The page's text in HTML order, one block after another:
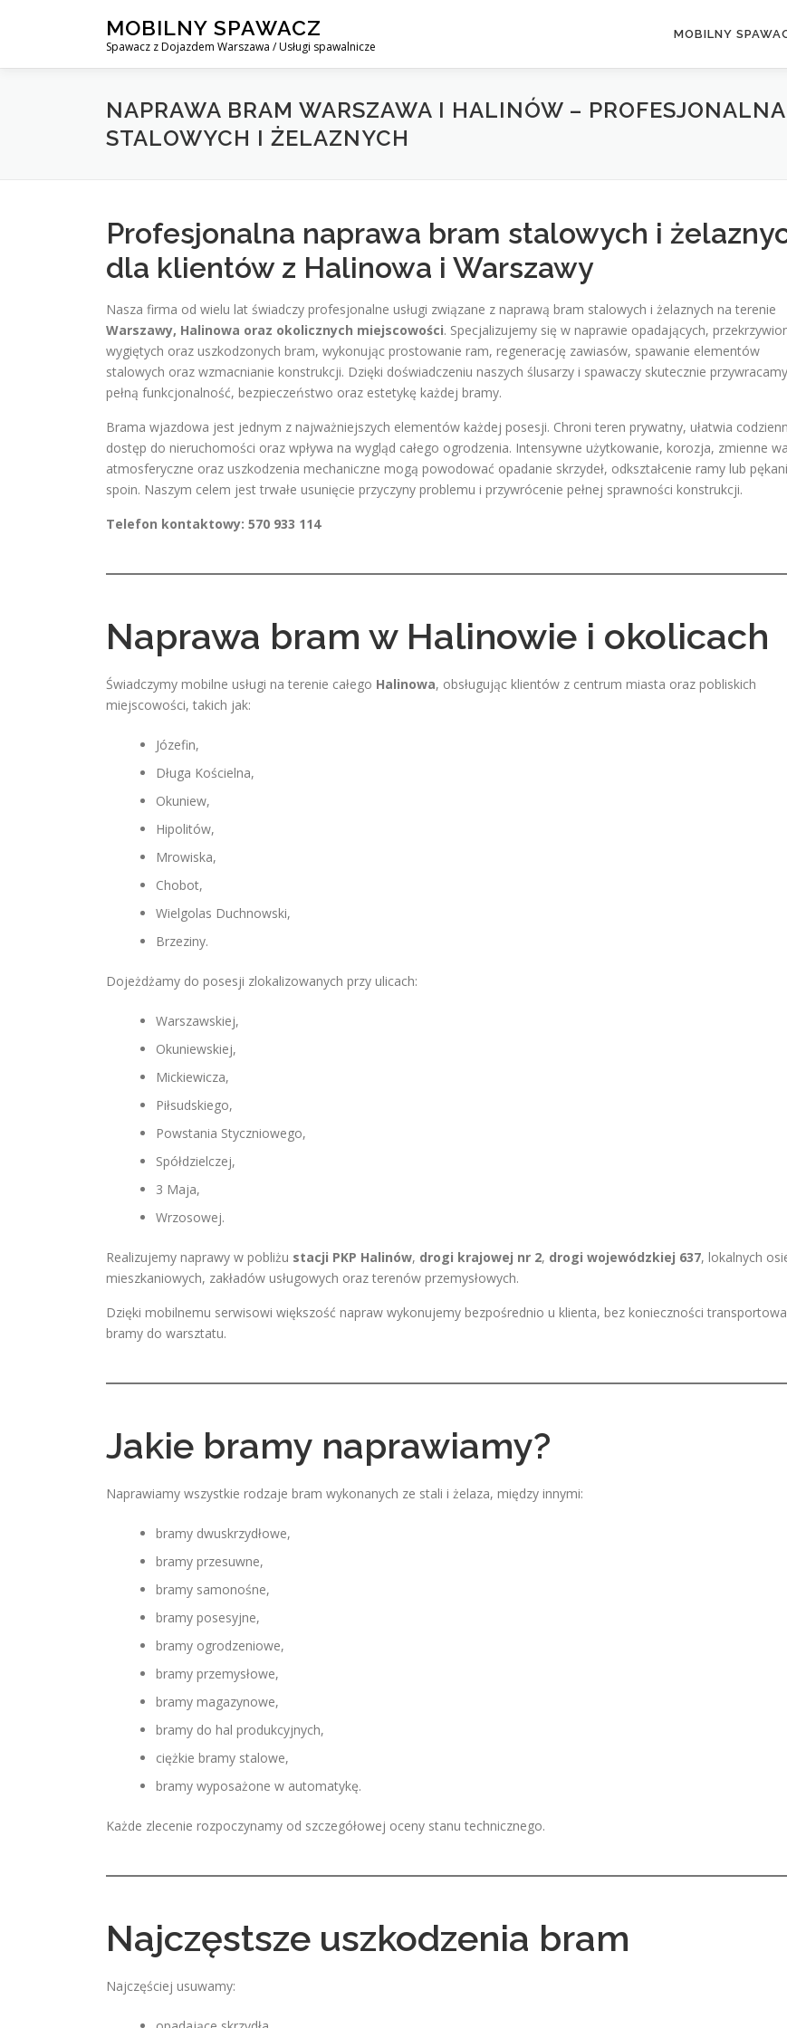
MOBILNY SPAWACZ
Spawacz z Dojazdem Warszawa / Usługi spawalnicze
MOBILNY
NAPRAWA BRAM WARSZAWA I HALINÓW –
STALOWYCH I ŻELAZNYCH
Profesjonalna naprawa bram stalowych i
dla klientów z Halinowa i Warszawy
Nasza firma od wielu lat świadczy profesjonalne usługi związane z naprawą bram stalowych i żelaznych na terenie
Warszawy, Halinowa oraz okolicznych miejscowości. Specjalizujemy się w naprawie opadających,
wygiętych oraz uszkodzonych bram, wykonując prostowanie ram, regenerację zawiasów, spawanie elementów
stalowych oraz wzmacnianie konstrukcji. Dzięki doświadczeniu naszych ślusarzy i spawaczy skutecznie przywracamy
pełną funkcjonalność, bezpieczeństwo oraz estetykę każdej bramy.
Brama wjazdowa jest jednym z najważniejszych elementów każdej posesji. Chroni teren prywatny, ułatwia
dostęp do nieruchomości oraz wpływa na wygląd całego ogrodzenia. Intensywne użytkowanie, korozja, zmienne
atmosferyczne oraz uszkodzenia mechaniczne mogą powodować opadanie skrzydeł, odkształcenie ramy lub
spoin. Naszym celem jest trwałe usunięcie przyczyny problemu i przywrócenie pełnej sprawności konstrukcji.
Telefon kontaktowy: 570 933 114
Naprawa bram w Halinowie i okolicach
Świadczymy mobilne usługi na terenie całego Halinowa, obsługując klientów z centrum miasta oraz pobliskich
miejscowości, takich jak:
Józefin,
Długa Kościelna,
Okuniew,
Hipolitów,
Mrowiska,
Chobot,
Wielgolas Duchnowski,
Brzeziny.
Dojeżdżamy do posesji zlokalizowanych przy ulicach:
Warszawskiej,
Okuniewskiej,
Mickiewicza,
Piłsudskiego,
Powstania Styczniowego,
Spółdzielczej,
3 Maja,
Wrzosowej.
Realizujemy naprawy w pobliżu stacji PKP Halinów, drogi krajowej nr 2, drogi wojewódzkiej 637, lokalnych
mieszkaniowych, zakładów usługowych oraz terenów przemysłowych.
Dzięki mobilnemu serwisowi większość napraw wykonujemy bezpośrednio u klienta, bez konieczności
bramy do warsztatu.
Jakie bramy naprawiamy?
Naprawiamy wszystkie rodzaje bram wykonanych ze stali i żelaza, między innymi:
bramy dwuskrzydłowe,
bramy przesuwne,
bramy samonośne,
bramy posesyjne,
bramy ogrodzeniowe,
bramy przemysłowe,
bramy magazynowe,
bramy do hal produkcyjnych,
ciężkie bramy stalowe,
bramy wyposażone w automatykę.
Każde zlecenie rozpoczynamy od szczegółowej oceny stanu technicznego.
Najczęstsze uszkodzenia bram
Najczęściej usuwamy: